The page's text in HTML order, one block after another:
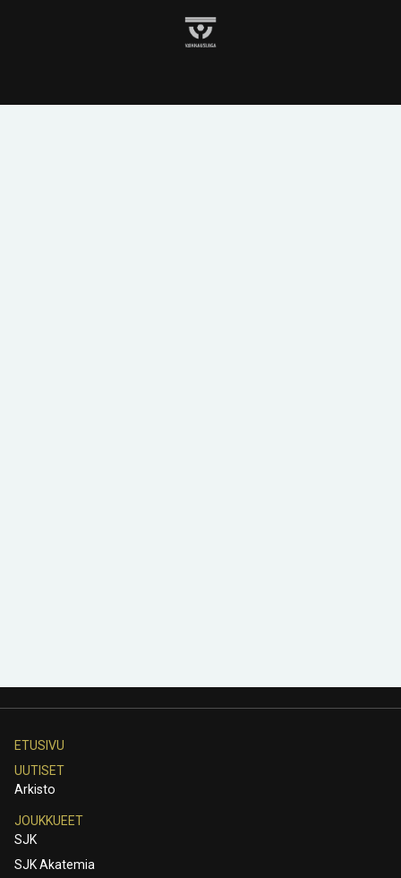
ETUSIVU
UUTISET
Arkisto
JOUKKUEET
SJK
SJK Akatemia